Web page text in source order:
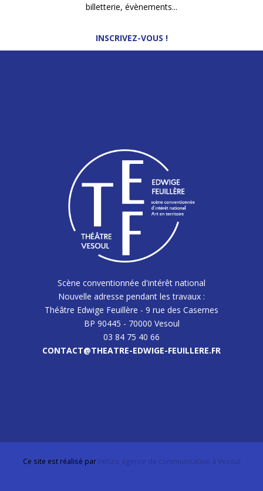
billetterie, évènements...
INSCRIVEZ-VOUS !
Scène conventionnée d'intérêt national
Nouvelle adresse pendant les travaux :
Théâtre Edwige Feuillère - 9 rue des Casernes
BP 90445 - 70000 Vesoul
03 84 75 40 66
CONTACT@THEATRE-EDWIGE-FEUILLERE.FR
Ce site est réalisé par netizis agence de communication à Vesoul